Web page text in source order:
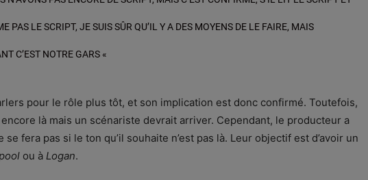
PAS LE SCRIPT, JE SUIS SÛR QU’IL Y A DES MOYENS DE LE FAIRE, MAIS
C’EST NOTRE GARS «
pour le rôle plus tôt, et son implication est donc confirmé. Toutefois,
encore là mais un scénariste devrait arriver. Cependant, le producteur a
fera pas si le ton qu’il souhaite n’est pas là. Leur objectif est d’avoir un
ou à Logan.